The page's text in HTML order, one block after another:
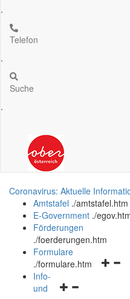
.
Telefon
.
Suche
.
Coronavirus: Aktuelle
Amtstafel ./amtstafel.htm
E-Government ./
Förderungen
./foerderungen.htm
Formulare
./formulare.htm
Navigationsmenü
Info-
und